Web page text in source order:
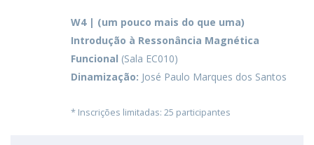
W4 | (um pouco mais do que uma)
Introdução à Ressonância Magnética
Funcional (Sala EC010)
Dinamização: José Paulo Marques dos Santos
* Inscrições limitadas: 25 participantes